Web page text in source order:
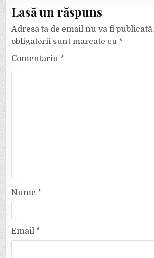
Lasă un răspuns
Adresa ta de email nu va fi publicată.
obligatorii sunt marcate cu *
Comentariu *
Nume *
Email *